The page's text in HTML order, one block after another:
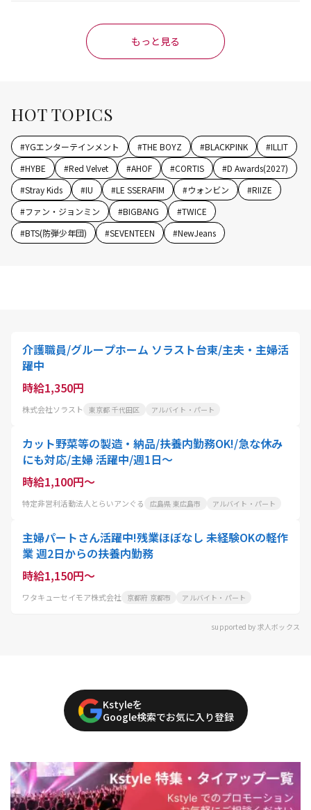
もっと見る
HOT TOPICS
#YGエンターテインメント #THE BOYZ #BLACKPINK #ILLIT
#HYBE #Red Velvet #AHOF #CORTIS #D Awards(2027)
#Stray Kids #IU #LE SSERAFIM #ウォンビン #RIIZE
#ファン・ジョンミン #BIGBANG #TWICE
#BTS(防弾少年団) #SEVENTEEN #NewJeans
介護職員/グループホーム ソラスト台東/主夫・主婦活
躍中
時給1,350円
株式会社ソラスト 東京都 千代田区 アルバイト・パート
カット野菜等の製造・納品/扶養内勤務OK!/急な休み
にも対応/主婦 活躍中/週1日～
時給1,100円～
特定非営利活動法人とらいアンぐる 広島県 東広島市 アルバイト・パート
主婦パートさん活躍中!残業ほぼなし 未経験OKの軽作
業 週2日からの扶養内勤務
時給1,150円～
ワタキューセイモア株式会社 京都府 京都市 アルバイト・パート
supported by 求人ボックス
Kstyleを
Google検索でお気に入り登録